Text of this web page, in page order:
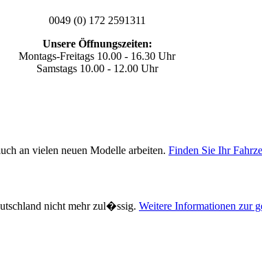
0049 (0) 172 2591311
Unsere Öffnungszeiten:
Montags-Freitags 10.00 - 16.30 Uhr
Samstags 10.00 - 12.00 Uhr
an vielen neuen Modelle arbeiten. Finden Sie Ihr
nicht mehr zul�ssig. Weitere Informationen zur